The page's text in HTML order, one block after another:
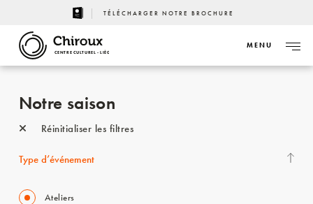
TÉLÉCHARGER NOTRE BROCHURE
CENTRE CULTUREL - LIÈGE
MENU
Notre saison
Réinitialiser les filtres
Type d’événement
Ateliers